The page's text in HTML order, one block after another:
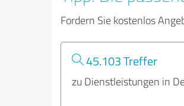
Fordern Sie kostenlos
45.103 Treffer
zu Dienstleistungen in